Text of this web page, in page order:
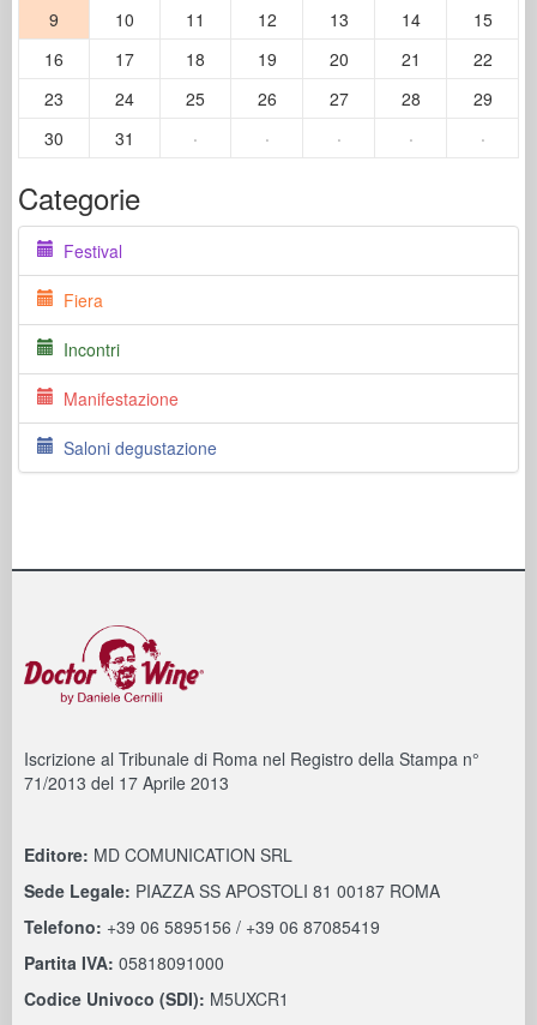
9 10 11 12 13 14
15
16
17 18 19 20 21
22
23
24 25 26 27 28
29
30
31 · · · · ·
Categorie
Festival
Fiera
Incontri
Manifestazione
Saloni degustazione
Iscrizione al Tribunale di Roma nel Registro della Stampa n°
71/2013 del 17 Aprile 2013
Editore: MD COMUNICATION SRL
Sede Legale: PIAZZA SS APOSTOLI 81 00187 ROMA
Telefono: +39 06 5895156 / +39 06 87085419
Partita IVA: 05818091000
Codice Univoco (SDI): M5UXCR1